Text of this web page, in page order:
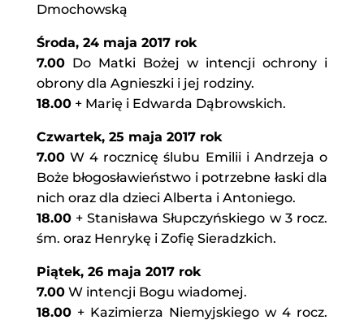
Dmochowską
Środa, 24 maja 2017 rok
7.00Do Matki Bożej w intencji ochrony i
obrony dla Agnieszki i jej rodziny.
18.00+ Marię i Edwarda Dąbrowskich.
Czwartek, 25 maja 2017 rok
7.00W 4 rocznicę ślubu Emilii i Andrzeja o
Boże błogosławieństwo i potrzebne łaski dla
nich oraz dla dzieci Alberta i Antoniego.
18.00+ Stanisława Słupczyńskiego w 3 rocz.
śm. oraz Henrykę i Zofię Sieradzkich.
Piątek, 26 maja 2017 rok
7.00W intencji Bogu wiadomej.
18.00+ Kazimierza Niemyjskiego w 4 rocz.